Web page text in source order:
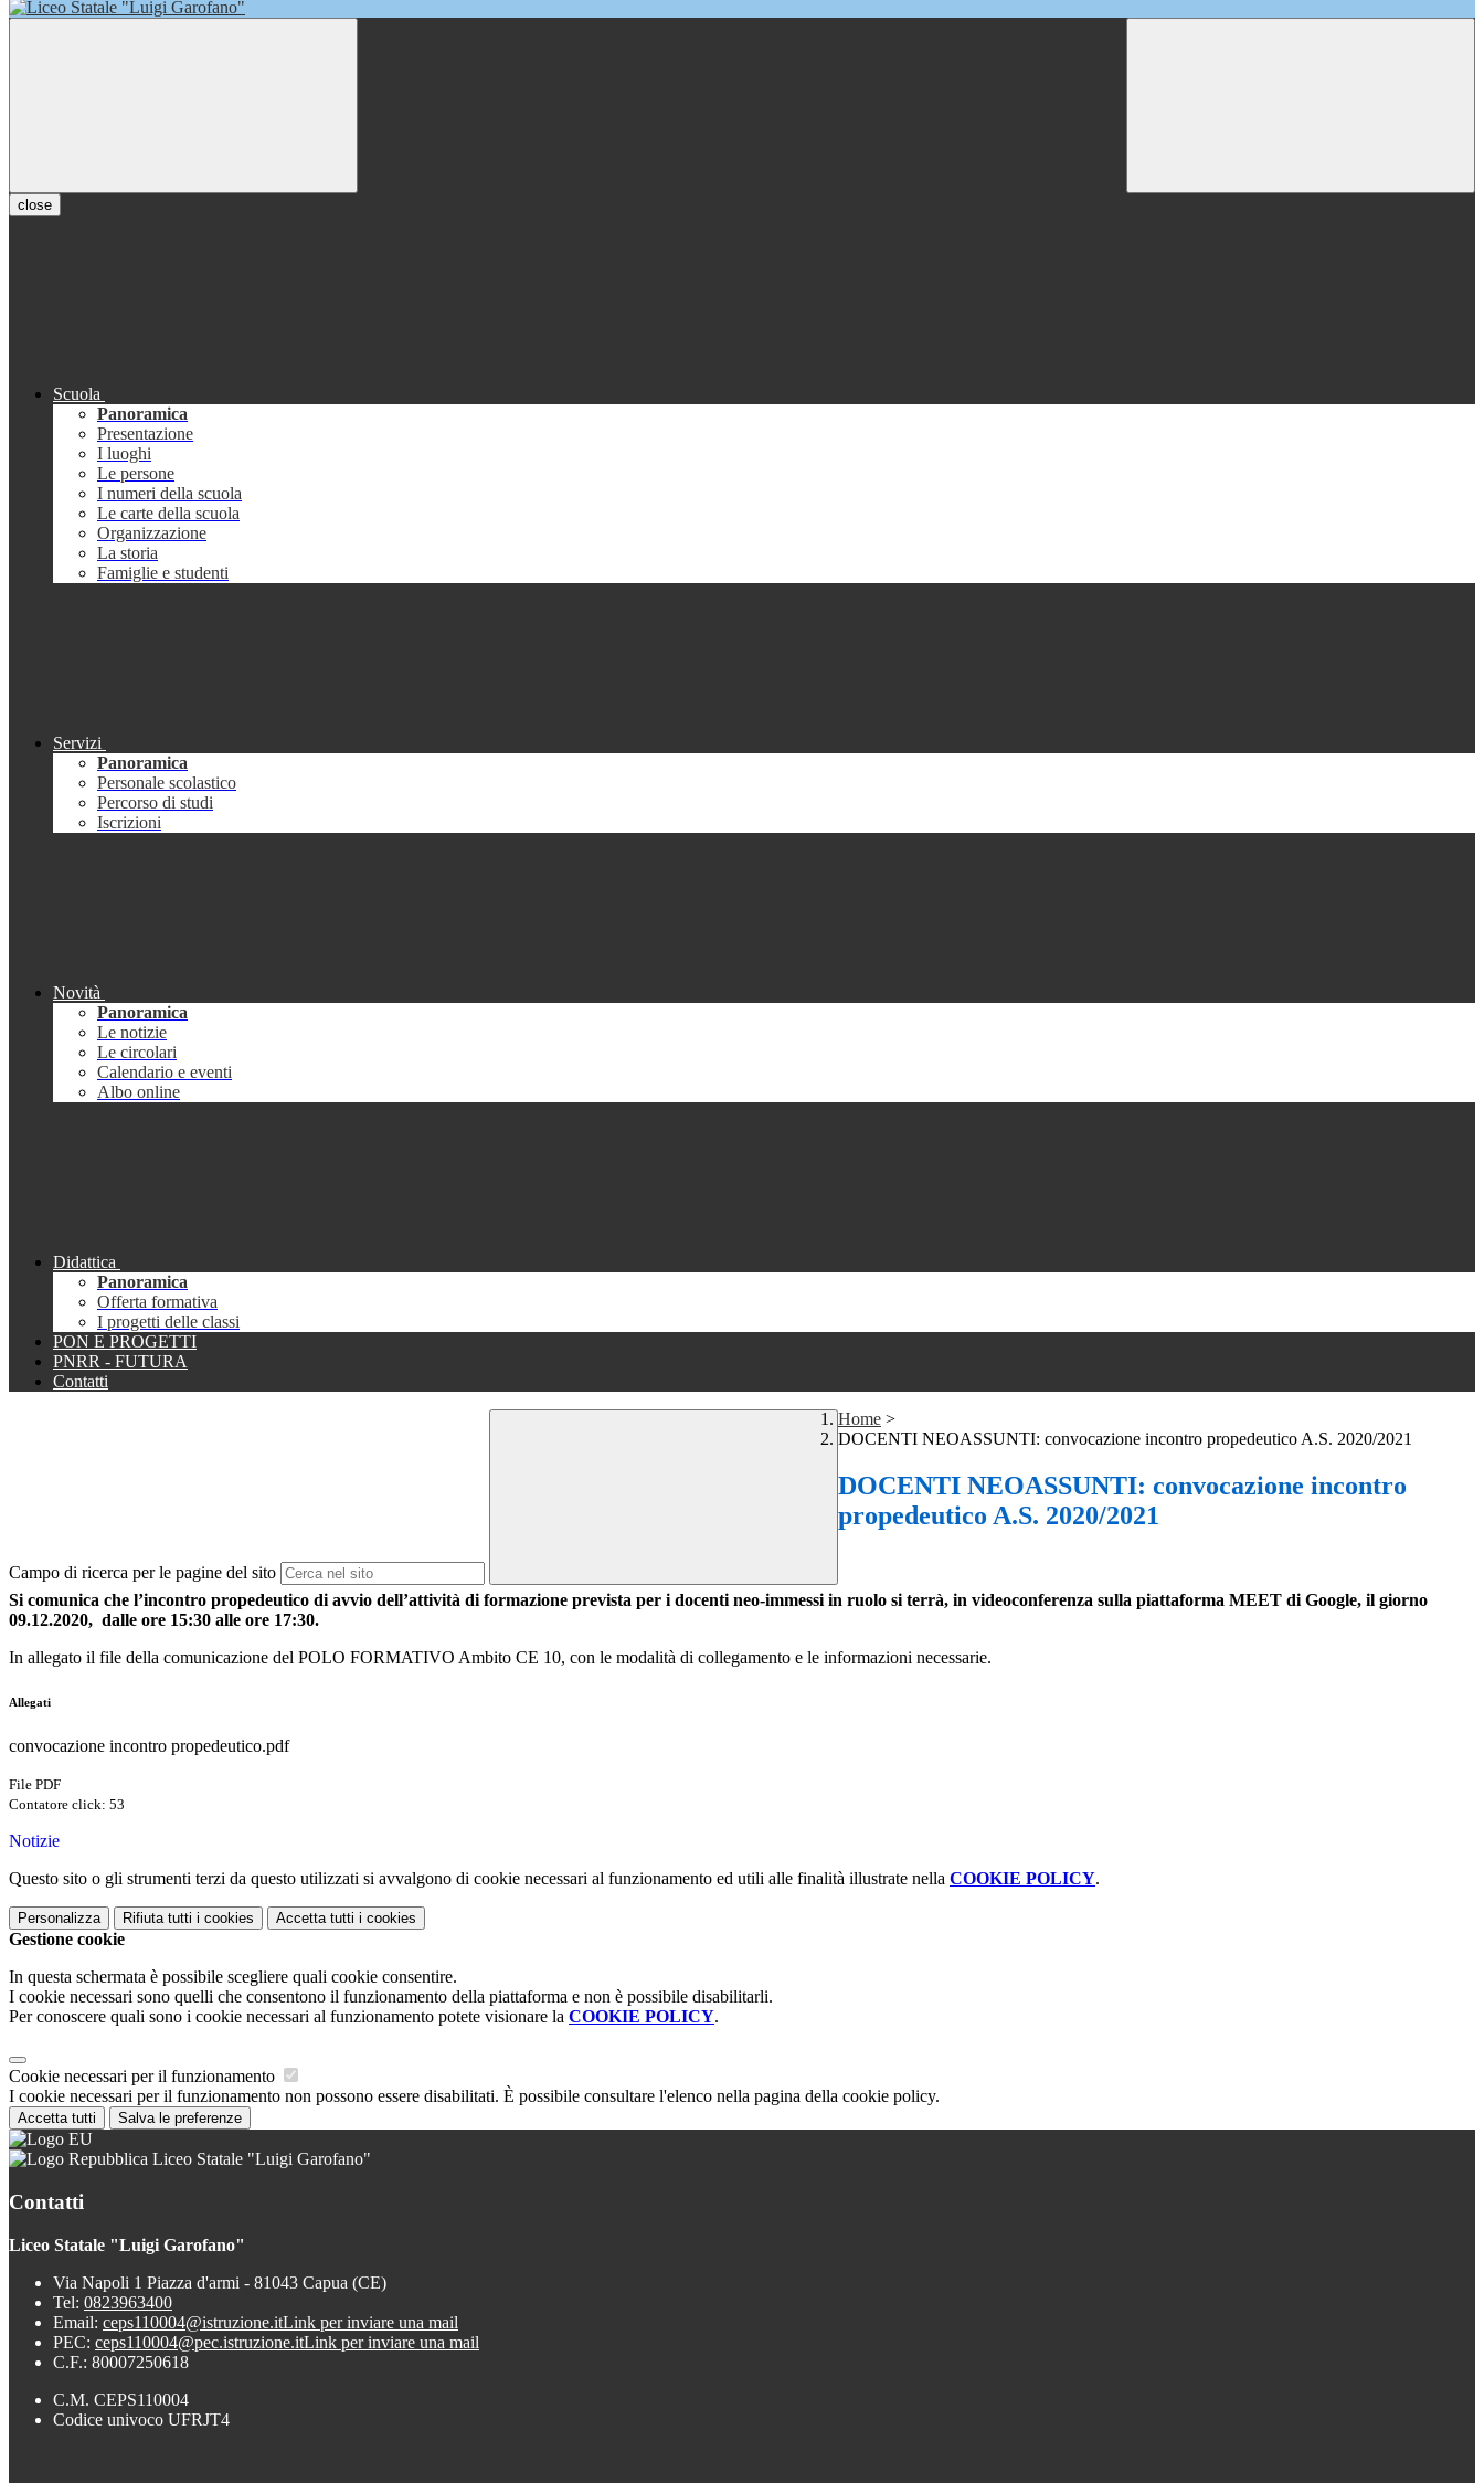
close
Scuola
Panoramica
Presentazione
I luoghi
Le persone
I numeri della scuola
Le carte della scuola
Organizzazione
La storia
Famiglie e studenti
Servizi
Panoramica
Personale scolastico
Percorso di studi
Iscrizioni
Novità
Panoramica
Le notizie
Le circolari
Calendario e eventi
Albo online
Didattica
Panoramica
Offerta formativa
I progetti delle classi
PON E PROGETTI
PNRR - FUTURA
Contatti
Campo di ricerca per le pagine del sito
Home >
DOCENTI NEOASSUNTI: convocazione incontro propedeutico A.S. 2020/2021
DOCENTI NEOASSUNTI: convocazione incontro
propedeutico A.S. 2020/2021
Si comunica che l’incontro propedeutico di avvio dell’attività di formazione prevista per i docenti neo-immessi in ruolo si terrà, in videoconferenza sulla piattaforma MEET di Google, il giorno
09.12.2020, dalle ore 15:30 alle ore 17:30.
In allegato il file della comunicazione del POLO FORMATIVO Ambito CE 10, con le modalità di collegamento e le informazioni necessarie.
Allegati
convocazione incontro propedeutico.pdf
File PDF
Contatore click: 53
Notizie
Questo sito o gli strumenti terzi da questo utilizzati si avvalgono di cookie necessari al funzionamento ed utili alle finalità illustrate nella COOKIE POLICY.
Personalizza Rifiuta tutti i cookies Accetta tutti i cookies
Gestione cookie
In questa schermata è possibile scegliere quali cookie consentire.
I cookie necessari sono quelli che consentono il funzionamento della piattaforma e non è possibile disabilitarli.
Per conoscere quali sono i cookie necessari al funzionamento potete visionare la COOKIE POLICY.
Cookie necessari per il funzionamento
I cookie necessari per il funzionamento non possono essere disabilitati. È possibile consultare l'elenco nella pagina della cookie policy.
Accetta tutti Salva le preferenze
Liceo Statale "Luigi Garofano"
Contatti
Liceo Statale "Luigi Garofano"
Via Napoli 1 Piazza d'armi - 81043 Capua (CE)
Tel: 0823963400
Email: ceps110004@istruzione.itLink per inviare una mail
PEC: ceps110004@pec.istruzione.itLink per inviare una mail
C.F.: 80007250618
C.M. CEPS110004
Codice univoco UFRJT4